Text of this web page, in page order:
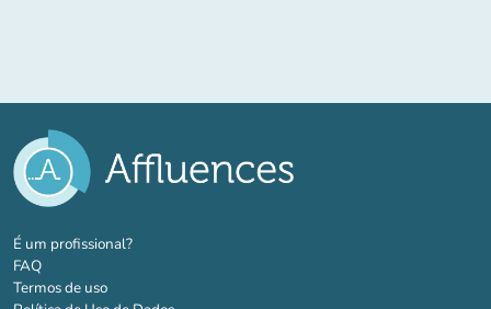
É um profissional?(novo separador)
FAQ
Termos de uso